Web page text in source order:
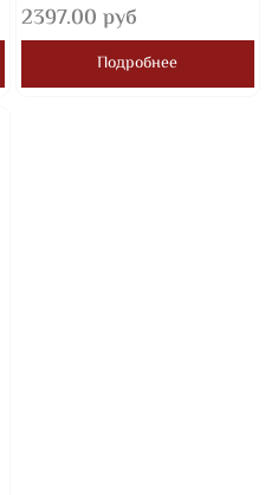
2397.00 руб
Подробнее